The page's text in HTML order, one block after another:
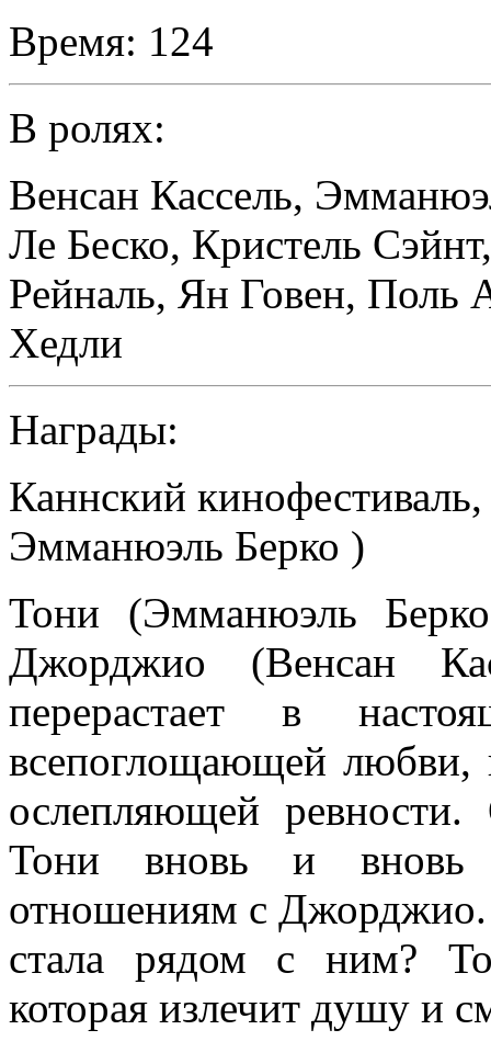
Время: 124
В ролях:
Венсан Кассель,
Ле Беско, Кристель Сэйнт
Рейналь, Ян Говен, Поль
Хедли
Награды:
Каннский
Эмманюэль Берко )
Тони (Эмманюэль
Джорджио (Венсан
перерастает в
всепоглощающей любви,
ослепляющей
Тони вновь и вновь
отношениям с Джорджио.
стала рядом с ним?
которая излечит душу и